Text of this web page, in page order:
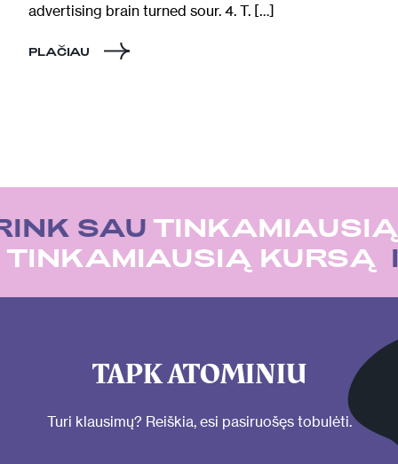
advertising brain turned sour. 4. T. […]
PLAČIAU
SAUTINKAMIAUSIĄ
TINKAMIAUSIĄ KURSĄ
TAPK ATOMINIU
Turi klausimų? Reiškia, esi pasiruošęs tobulėti.